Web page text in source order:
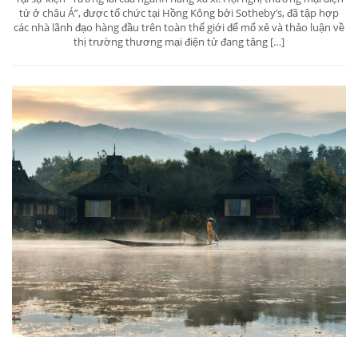
tử ở châu Á”, được tổ chức tại Hồng Kông bởi Sotheby’s, đã tập hợp
các nhà lãnh đạo hàng đầu trên toàn thế giới để mổ xẻ và thảo luận về
thị trường thương mại điện tử đang tăng […]